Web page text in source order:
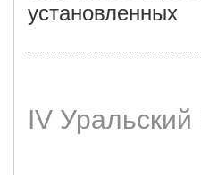
установленных
IV